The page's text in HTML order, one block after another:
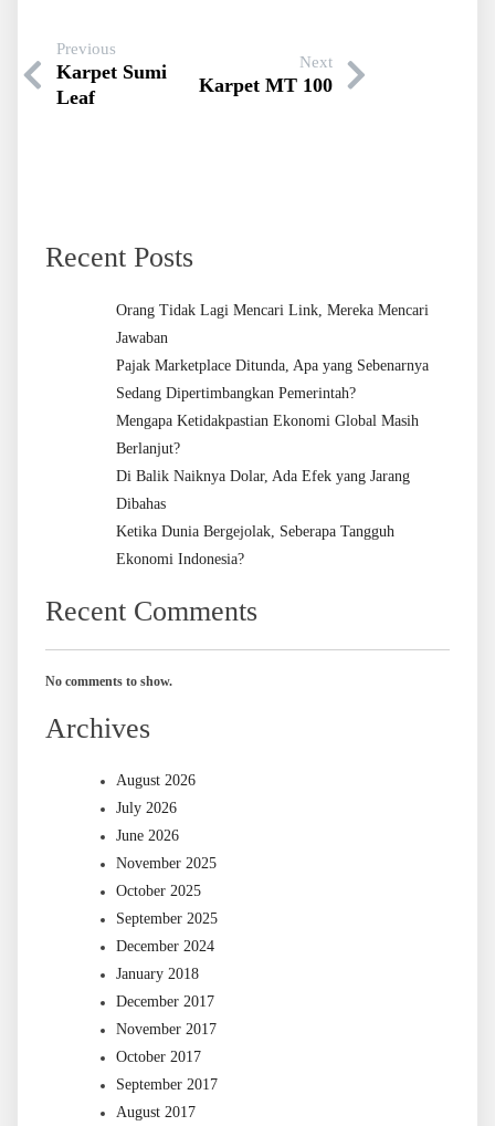
Previous
Karpet Sumi
Leaf
Next
Karpet MT 100
Recent Posts
Orang Tidak Lagi Mencari Link, Mereka Mencari
Jawaban
Pajak Marketplace Ditunda, Apa yang Sebenarnya
Sedang Dipertimbangkan Pemerintah?
Mengapa Ketidakpastian Ekonomi Global Masih
Berlanjut?
Di Balik Naiknya Dolar, Ada Efek yang Jarang
Dibahas
Ketika Dunia Bergejolak, Seberapa Tangguh
Ekonomi Indonesia?
Recent Comments
No comments to show.
Archives
August 2026
July 2026
June 2026
November 2025
October 2025
September 2025
December 2024
January 2018
December 2017
November 2017
October 2017
September 2017
August 2017